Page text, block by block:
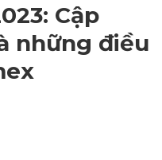
Cập
những điều